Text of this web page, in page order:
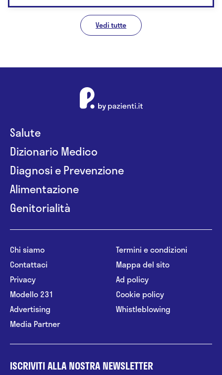
Vedi tutte
Salute
Dizionario Medico
Diagnosi e Prevenzione
Alimentazione
Genitorialità
Chi siamo
Contattaci
Privacy
Modello 231
Advertising
Media Partner
Termini e condizioni
Mappa del sito
Ad policy
Cookie policy
Whistleblowing
ISCRIVITI ALLA NOSTRA NEWSLETTER